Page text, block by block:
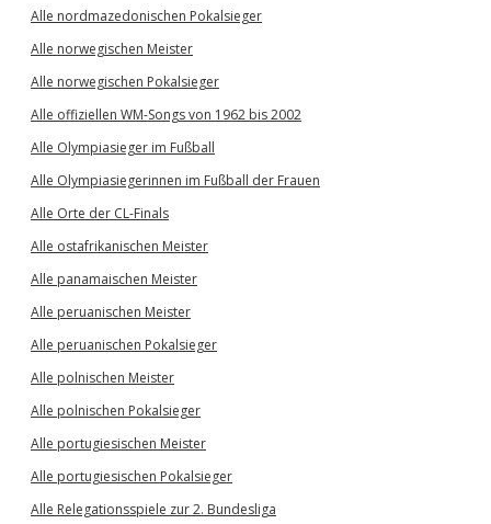
Alle nordmazedonischen Pokalsieger
Alle norwegischen Meister
Alle norwegischen Pokalsieger
Alle offiziellen WM-Songs von 1962 bis 2002
Alle Olympiasieger im Fußball
Alle Olympiasiegerinnen im Fußball der Frauen
Alle Orte der CL-Finals
Alle ostafrikanischen Meister
Alle panamaischen Meister
Alle peruanischen Meister
Alle peruanischen Pokalsieger
Alle polnischen Meister
Alle polnischen Pokalsieger
Alle portugiesischen Meister
Alle portugiesischen Pokalsieger
Alle Relegationsspiele zur 2. Bundesliga